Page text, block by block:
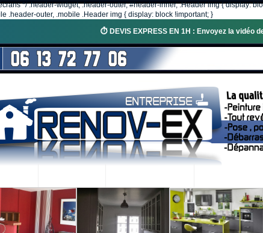
*/ .header-widget, .header-outer, #header-inner, .Header img { display:
.header-outer, .mobile .Header img { display: block !important; }
⏱️ DEVIS EXPRESS EN 1H : Envoyez la vidéo